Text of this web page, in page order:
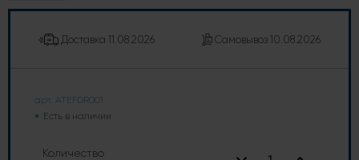
Доставка 11.08.2026 Самовывоз 10.08.2026
арт. ATEFDR001
Есть в наличии
Количество